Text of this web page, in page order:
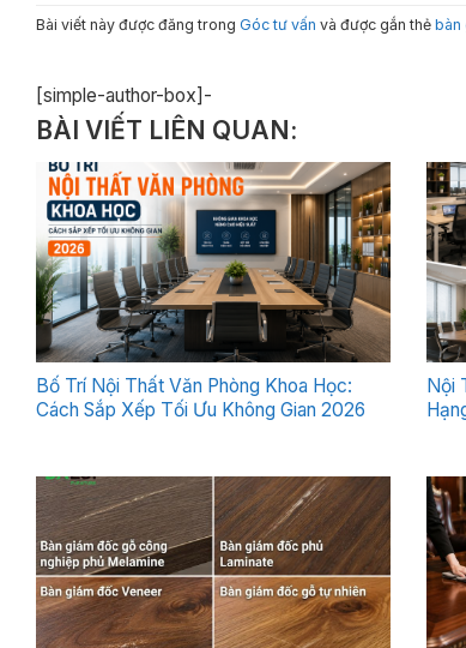
Bài viết này được đăng trong Góc tư vấn và được gắn thẻ bàn
[simple-author-box]-
BÀI VIẾT LIÊN QUAN:
Bố Trí Nội Thất Văn Phòng Khoa Học:
Cách Sắp Xếp Tối Ưu Không Gian 2026
Nội